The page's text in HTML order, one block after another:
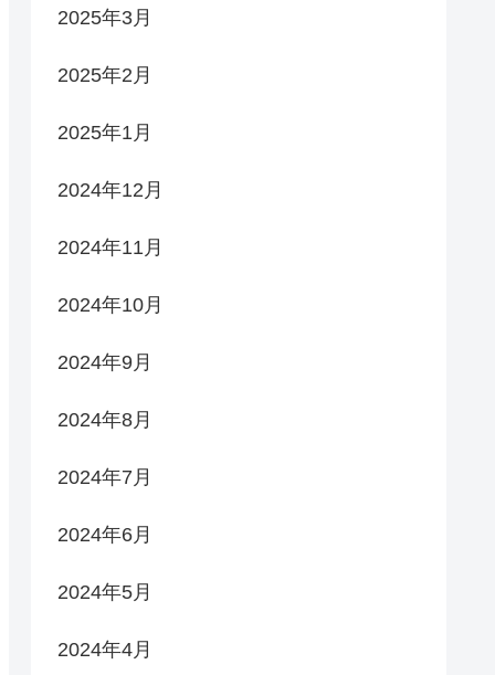
2025年3月
2025年2月
2025年1月
2024年12月
2024年11月
2024年10月
2024年9月
2024年8月
2024年7月
2024年6月
2024年5月
2024年4月